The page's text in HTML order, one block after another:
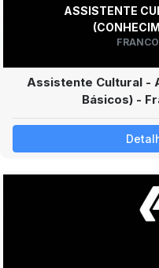
ASSISTENTE
Assistente Cultural -
Básicos) -